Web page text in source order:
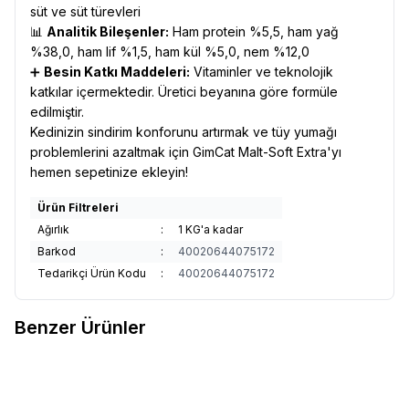
süt ve süt türevleri
📊 Analitik Bileşenler: Ham protein %5,5, ham yağ
%38,0, ham lif %1,5, ham kül %5,0, nem %12,0
➕ Besin Katkı Maddeleri: Vitaminler ve teknolojik
katkılar içermektedir. Üretici beyanına göre formüle
edilmiştir.
Kedinizin sindirim konforunu artırmak ve tüy yumağı
problemlerini azaltmak için GimCat Malt-Soft Extra'yı
hemen sepetinize ekleyin!
Ürün Filtreleri
Ağırlık
:
1 KG'a kadar
Barkod
:
40020644075172
Tedarikçi Ürün Kodu
: 40020644075172
Benzer Ürünler